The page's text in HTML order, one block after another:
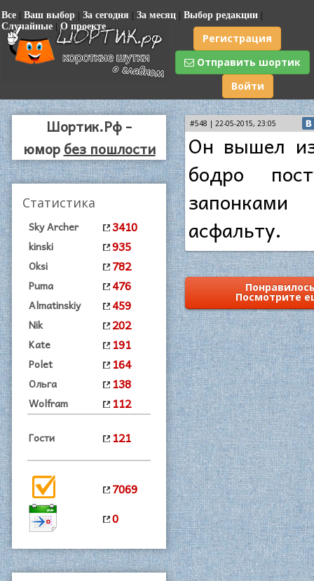
Все | Ваш выбор | За сегодня | За месяц | Выбор редакции |
Случайные | О проекте
Регистрация
Отправить шортик
Войти
Шортик.Рф -
юморбез пошлости
Статистика
Sky Archer 3410
kinski 935
Oksi 782
Puma 476
Almatinskiy 459
Nik 202
Kate 191
Polet 164
Ольга 138
Wolfram 112
Гости 121
7069
0
#548 | 22-05-2015, 23:05
Он вышел
бодро
асфальту.
Посмотрите